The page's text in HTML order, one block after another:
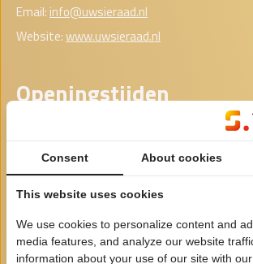
Email: info@uwsieraad.nl
Website:www.uwsieraad.nl
Openingstijden
Maandag
Gesloten
Dinsdag
Gesloten
Woensdag
00:00 - 00:00
Donderdag
00:00 - 00:00
Vrijdag
00:00 - 00:00
Consent About cookies
This website uses cookies
We use cookies to personalize content and
media features, and analyze our website
information about your use of our site with our